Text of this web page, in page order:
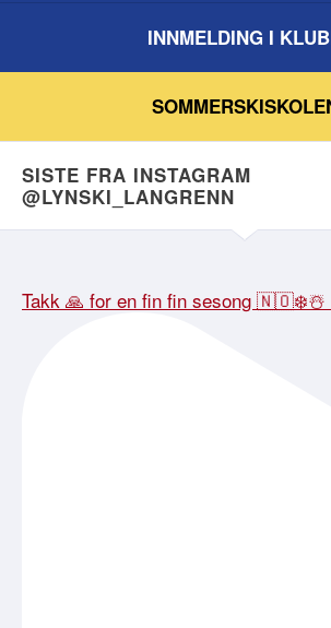
INNMELDING I
SISTE FRA INSTAGRAM
@LYNSKI_LANGRENN
Takk 🙏 for en fin fin sesong 🇳🇴❄️☃️